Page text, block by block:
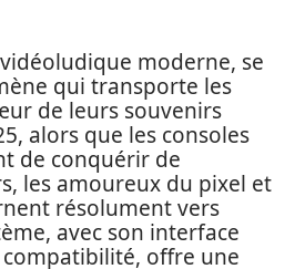
moderne, se
qui transporte les
de leurs souvenirs
alors que les consoles
de conquérir de
les amoureux du pixel et
résolument vers
avec son interface
offre une